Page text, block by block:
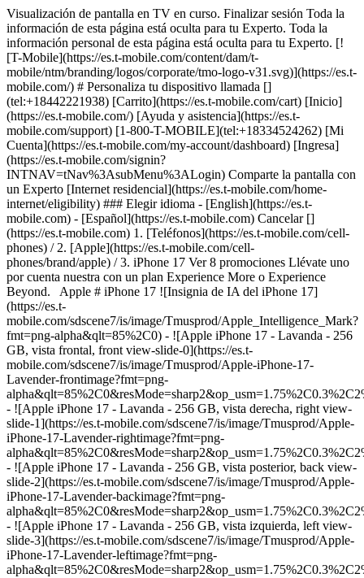
Visualización de pantalla en TV en curso. Finalizar sesión Toda la
información de esta página está oculta para tu Experto. Toda la
información personal de esta página está oculta para tu Experto. [!
[T-Mobile](https://es.t-mobile.com/content/dam/t-
mobile/ntm/branding/logos/corporate/tmo-logo-v31.svg)](https://es.t-
mobile.com/) # ​​​​​​​Personaliza tu dispositivo llamada []
(tel:+18442221938) [Carrito](https://es.t-mobile.com/cart) [Inicio]
(https://es.t-mobile.com/) [Ayuda y asistencia](https://es.t-
mobile.com/support) [1-800-T-MOBILE](tel:+18334524262) [Mi
Cuenta](https://es.t-mobile.com/my-account/dashboard) [Ingresa]
(https://es.t-mobile.com/signin?
INTNAV=tNav%3AsubMenu%3ALogin) Comparte la pantalla con
un Experto [Internet residencial](https://es.t-mobile.com/home-
internet/eligibility) ### Elegir idioma - [English](https://es.t-
mobile.com) - [Español](https://es.t-mobile.com) Cancelar []
(https://es.t-mobile.com) 1. [Teléfonos](https://es.t-mobile.com/cell-
phones) / 2. [Apple](https://es.t-mobile.com/cell-
phones/brand/apple) / 3. iPhone 17 Ver 8 promociones Llévate uno
por cuenta nuestra con un plan Experience More o Experience
Beyond. Apple # iPhone 17 ![Insignia de IA del iPhone 17]
(https://es.t-
mobile.com/sdscene7/is/image/Tmusprod/Apple_Intelligence_Mark?
fmt=png-alpha&qlt=85%2C0) - ![Apple iPhone 17 - Lavanda - 256
GB, vista frontal, front view-slide-0](https://es.t-
mobile.com/sdscene7/is/image/Tmusprod/Apple-iPhone-17-
Lavender-frontimage?fmt=png-
- ![Apple iPhone 17 - Lavanda - 256 GB, vista derecha, right view-
slide-1](https://es.t-mobile.com/sdscene7/is/image/Tmusprod/Apple-
iPhone-17-Lavender-rightimage?fmt=png-
- ![Apple iPhone 17 - Lavanda - 256 GB, vista posterior, back view-
slide-2](https://es.t-mobile.com/sdscene7/is/image/Tmusprod/Apple-
iPhone-17-Lavender-backimage?fmt=png-
- ![Apple iPhone 17 - Lavanda - 256 GB, vista izquierda, left view-
slide-3](https://es.t-mobile.com/sdscene7/is/image/Tmusprod/Apple-
iPhone-17-Lavender-leftimage?fmt=png-